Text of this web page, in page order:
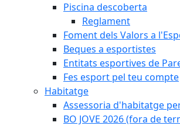
Piscina descoberta
Reglament
Foment dels Valors a
Beques a esportistes
Entitats esportives de
Fes esport pel teu compte
Habitatge
Assessoria d'habitatge
BO JOVE 2026 (fora de